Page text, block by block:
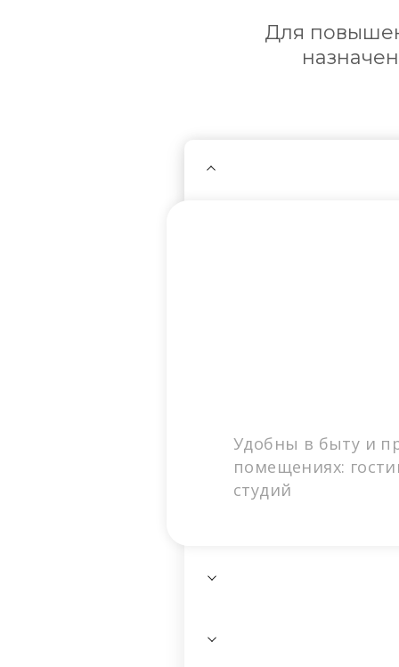
Для
Удобны в быту и
помещениях:
студий